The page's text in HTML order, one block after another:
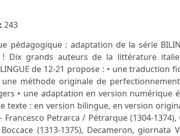
243
pédagogique : adaptation de la série
! Dix grands auteurs de la littérature
de 12-21 propose : • une traduction
méthode originale de
• une adaptation en version numérique
texte : en version bilingue, en version
Petrarca / Pétrarque (1304-1374),
(1313-1375), Decameron, giornata